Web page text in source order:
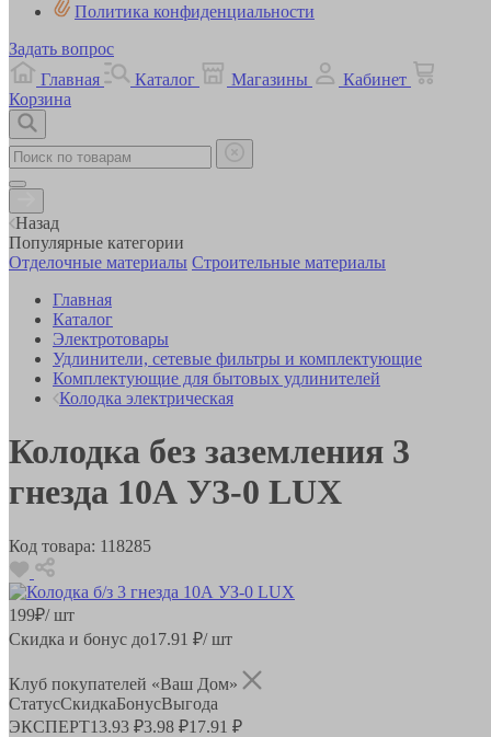
Политика конфиденциальности
Задать вопрос
Главная
Каталог Магазины
Кабинет
Корзина
Назад
Популярные категории
Отделочные материалы Строительные материалы
Главная
Каталог
Электротовары
Удлинители, сетевые фильтры и комплектующие
Комплектующие для бытовых удлинителей
Колодка электрическая
Колодка без заземления 3
гнезда 10А УЗ-0 LUX
Код товара: 118285
199₽/ шт
Скидка и бонус до17.91 ₽/ шт
Клуб покупателей «Ваш Дом»
СтатусСкидкаБонусВыгода
ЭКСПЕРТ13.93 ₽3.98 ₽17.91 ₽